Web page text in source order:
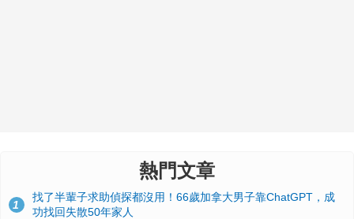
熱門文章
1
找了半輩子求助偵探都沒用！66歲加拿大男子靠ChatGPT，成
功找回失散50年家人